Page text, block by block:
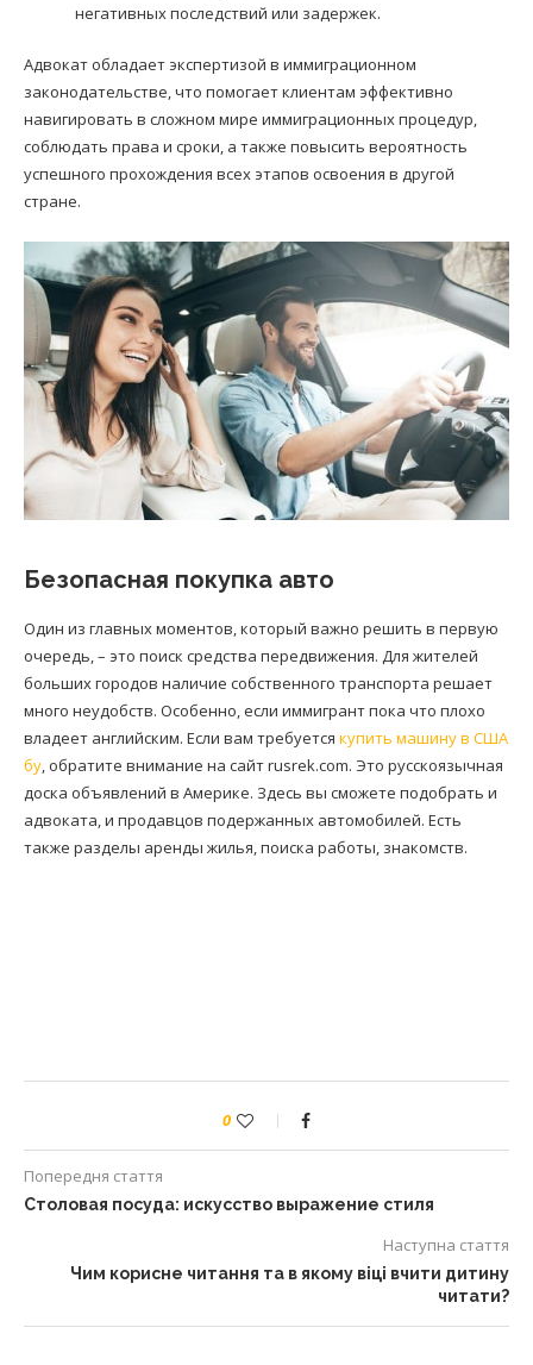
негативных последствий или задержек.
Адвокат обладает экспертизой в иммиграционном
законодательстве, что помогает клиентам эффективно
навигировать в сложном мире иммиграционных процедур,
соблюдать права и сроки, а также повысить вероятность
успешного прохождения всех этапов освоения в другой
стране.
Безопасная покупка авто
Один из главных моментов, который важно решить в первую
очередь, – это поиск средства передвижения. Для жителей
больших городов наличие собственного транспорта решает
много неудобств. Особенно, если иммигрант пока что плохо
владеет английским. Если вам требуется купить машину в США
бу, обратите внимание на сайт rusrek.com. Это русскоязычная
доска объявлений в Америке. Здесь вы сможете подобрать и
адвоката, и продавцов подержанных автомобилей. Есть
также разделы аренды жилья, поиска работы, знакомств.
0
Попередня стаття
Столовая посуда: искусство выражение стиля
Наступна стаття
Чим корисне читання та в якому віці вчити дитину
читати?